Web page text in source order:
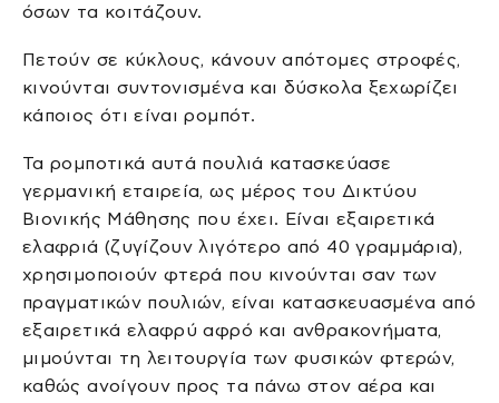
όσων τα κοιτάζουν.
Πετούν σε κύκλους, κάνουν απότομες στροφές,
κινούνται συντονισμένα και δύσκολα ξεχωρίζει
κάποιος ότι είναι ρομπότ.
Τα ρομποτικά αυτά πουλιά κατασκεύασε
γερμανική εταιρεία, ως μέρος του Δικτύου
Βιονικής Μάθησης που έχει. Είναι εξαιρετικά
ελαφριά (ζυγίζουν λιγότερο από 40 γραμμάρια),
χρησιμοποιούν φτερά που κινούνται σαν των
πραγματικών πουλιών, είναι κατασκευασμένα από
εξαιρετικά ελαφρύ αφρό και ανθρακονήματα,
μιμούνται τη λειτουργία των φυσικών φτερών,
καθώς ανοίγουν προς τα πάνω στον αέρα και